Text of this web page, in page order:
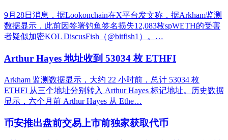
9月28日消息，据Lookonchain在X平台发文称，据Arkham监测
数据显示，此前因签署钓鱼签名损失12,083枚spWETH的受害
者疑似加密KOL DiscusFish（@bitfish1）。…
Arthur Hayes 地址收到 53034 枚 ETHFI
Arkham 监测数据显示，大约 22 小时前，总计 53034 枚
ETHFI 从三个地址分别转入 Arthur Hayes 标记地址。历史数据
显示，六个月前 Arthur Hayes 从 Ethe…
币安推出盘前交易上市前独家获取代币